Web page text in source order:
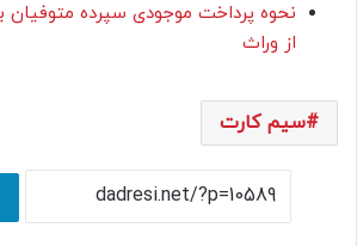
نحوه پرداخت موجودی سپرده
از وراث
سیم کارت